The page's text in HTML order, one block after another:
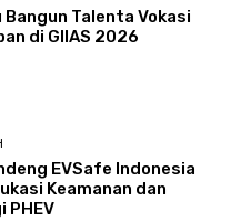
Talenta Vokasi
di GIIAS 2026
EVSafe Indonesia
Keamanan dan
PHEV